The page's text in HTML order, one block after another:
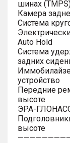
шинах
Камера
Система
Auto Hold
Система
задних
устройство
Передние
высоте
ЭРА-
высоте